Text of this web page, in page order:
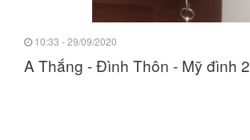
10:33 - 29/09/2020
A Thắng - Đình Thôn - Mỹ đình 2